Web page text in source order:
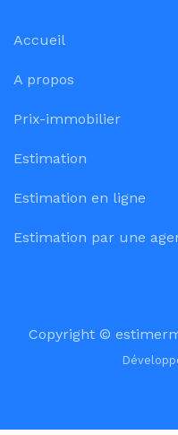
Accueil
A propos
Prix-immobilier
Estimation
Estimation en ligne
Estimation par une
Copyright ©